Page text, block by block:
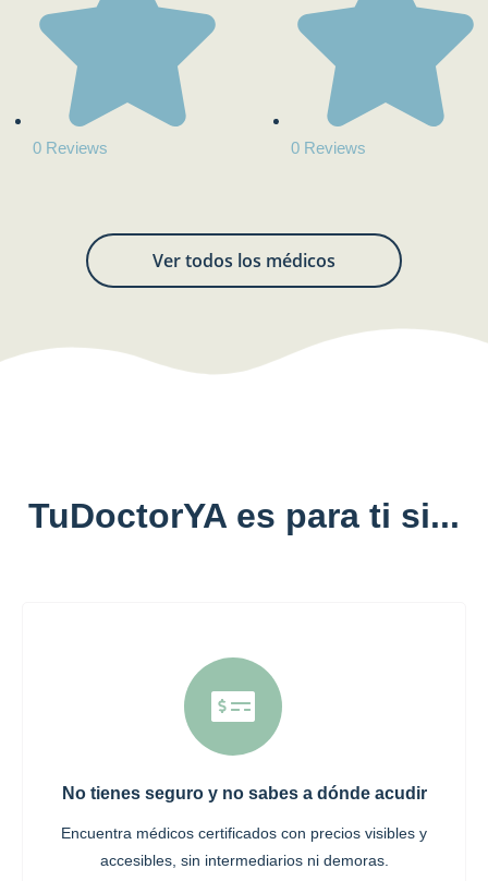
0 Reviews 0 Reviews
Ver todos los médicos
TuDoctorYA es para ti si...
No tienes seguro y no sabes a dónde acudir
Encuentra médicos certificados con precios visibles y
accesibles, sin intermediarios ni demoras.